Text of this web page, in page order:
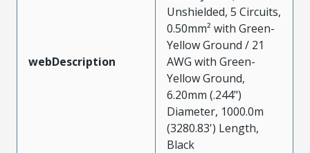
webDescription
Unshielded, 5 Circuits,
0.50mm² with Green-
Yellow Ground / 21
AWG with Green-
Yellow Ground,
6.20mm (.244")
Diameter, 1000.0m
(3280.83') Length,
Black